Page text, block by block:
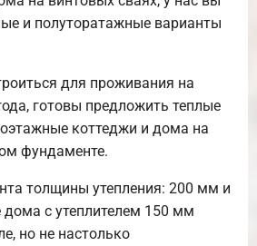
и полуторатажные варианты
для проживания на
готовы предложить теплые
коттеджи и дома на
фундаменте.
толщины утепления: 200 мм и
с утеплителем 150 мм
но не настолько